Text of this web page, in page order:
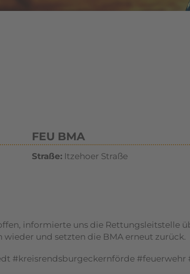
FEU BMA
Straße:Itzehoer Straße
informierte uns die Rettungsleitstelle
und setzten die BMA erneut zurück.
#kreisrendsburgeckernförde